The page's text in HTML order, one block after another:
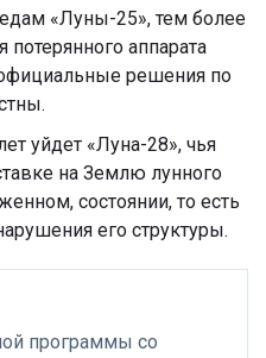
«Луны-25», тем более
аппарата
решения по
уйдет «Луна-28», чья
на Землю лунного
состоянии, то есть
его структуры.
программы со